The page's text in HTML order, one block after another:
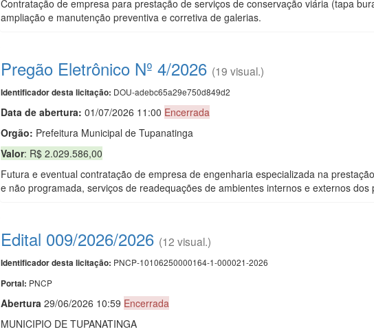
Contratação de empresa para prestação de serviços de conservação viária (tapa
ampliação e manutenção preventiva e corretiva de galerias.
Pregão Eletrônico Nº 4/2026 (19 visual.)
Identificador desta licitação: DOU-adebc65a29e750d849d2
Data de abertura: 01/07/2026 11:00 Encerrada
Orgão: Prefeitura Municipal de Tupanatinga
Valor: R$ 2.029.586,00
Futura e eventual contratação de empresa de engenharia especializada na
e não programada, serviços de readequações de ambientes internos e externos
Edital 009/2026/2026 (12 visual.)
Identificador desta licitação: PNCP-10106250000164-1-000021-2026
Portal: PNCP
Abertura 29/06/2026 10:59 Encerrada
MUNICIPIO DE TUPANATINGA